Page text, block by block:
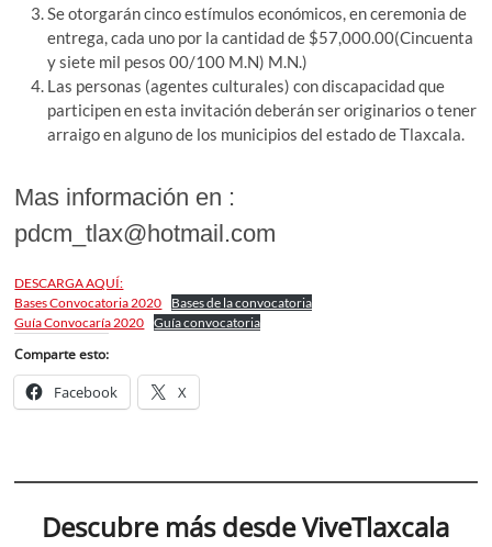
Se otorgarán cinco estímulos económicos, en ceremonia de
entrega, cada uno por la cantidad de $57,000.00(Cincuenta
y siete mil pesos 00/100 M.N) M.N.)
Las personas (agentes culturales) con discapacidad que
participen en esta invitación deberán ser originarios o tener
arraigo en alguno de los municipios del estado de Tlaxcala.
Mas información en :
pdcm_tlax@hotmail.com
DESCARGA AQUÍ:
Bases Convocatoria 2020
Bases de la convocatoria
Guía Convocaría 2020
Guía convocatoria
Comparte esto:
Facebook X
Descubre más desde ViveTlaxcala